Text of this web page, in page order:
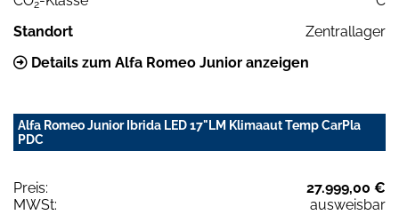
2
Standort
Zentrallager
Details zum Alfa Romeo Junior anzeigen
Alfa Romeo Junior Ibrida LED 17"LM Klimaaut Temp CarPla
PDC
Preis:
27.999,00 €
MWSt:
ausweisbar